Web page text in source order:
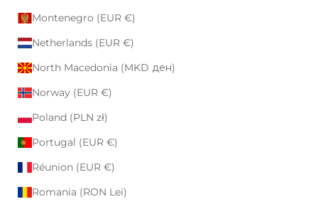
Montenegro (EUR €)
Netherlands (EUR €)
North Macedonia (MKD ден)
Norway (EUR €)
Poland (PLN zł)
Portugal (EUR €)
Réunion (EUR €)
Romania (RON Lei)